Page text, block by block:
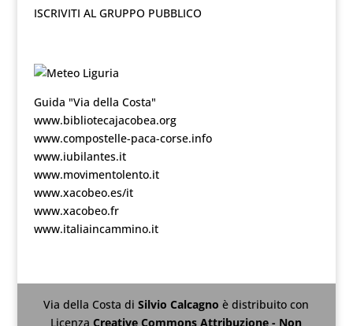
ISCRIVITI AL GRUPPO PUBBLICO
Guida "Via della Costa"
www.bibliotecajacobea.org
www.compostelle-paca-corse.info
www.iubilantes.it
www.movimentolento.it
www.xacobeo.es/it
www.xacobeo.fr
www.italiaincammino.it
Via della Costa diSilvio Calcagnoè distribuito con
LicenzaCreative Commons Attribuzione - Non